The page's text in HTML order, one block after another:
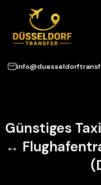
Günstiges
↔